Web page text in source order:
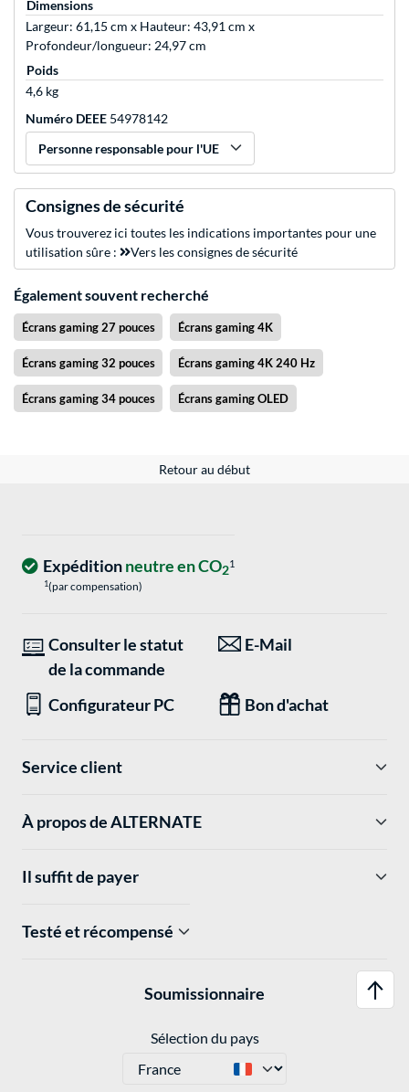
Dimensions
Largeur: 61,15 cm x Hauteur: 43,91 cm x
Profondeur/longueur: 24,97 cm
Poids
4,6 kg
Numéro DEEE 54978142
Personne responsable pour l'UE
Consignes de sécurité
Vous trouverez ici toutes les indications importantes pour une
utilisation sûre :
Vers les consignes de sécurité
Également souvent recherché
Écrans gaming 27 pouces Écrans gaming 4K
Écrans gaming 32 pouces Écrans gaming 4K 240 Hz
Écrans gaming 34 pouces Écrans gaming OLED
Retour au début
Expéditionneutre en CO21
1(par compensation)
Consulter le statut
de la commande
E-Mail
Configurateur PC Bon d'achat
Service client
À propos de ALTERNATE
Il suffit de payer
Testé et récompensé
Soumissionnaire
Sélection du pays